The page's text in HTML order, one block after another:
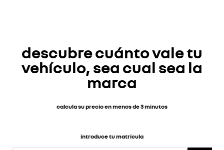
descubre cuánto vale tu
vehículo, sea cual sea la
marca
calcula su precio en menos de 3 minutos
introduce tu matrícula